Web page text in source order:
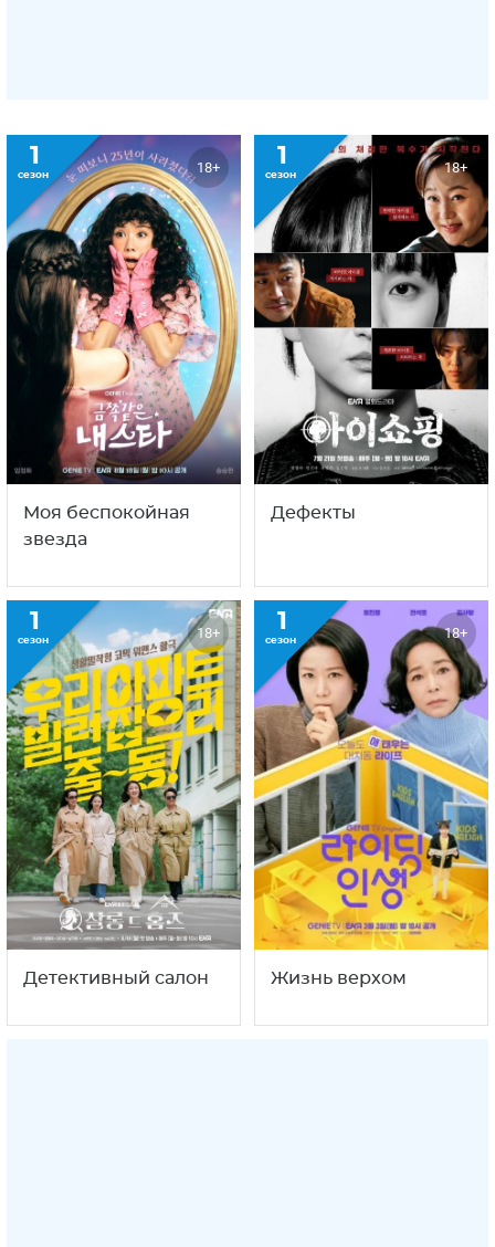
1
сезон 18+
Моя беспокойная
звезда
1
сезон 18+
Дефекты
1
сезон 18+
Детективный салон
1
сезон 18+
Жизнь верхом